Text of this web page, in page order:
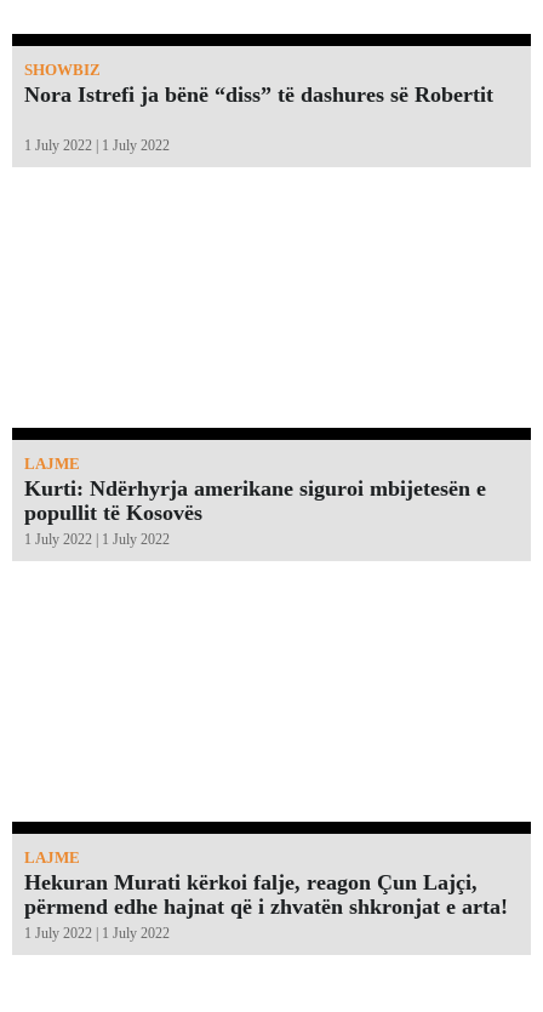
SHOWBIZ
Nora Istrefi ja bënë “diss” të dashures së Robertit
1 July 2022 | 1 July 2022
LAJME
Kurti: Ndërhyrja amerikane siguroi mbijetesën e
popullit të Kosovës
1 July 2022 | 1 July 2022
LAJME
Hekuran Murati kërkoi falje, reagon Çun Lajçi,
përmend edhe hajnat që i zhvatën shkronjat e arta!￼
1 July 2022 | 1 July 2022